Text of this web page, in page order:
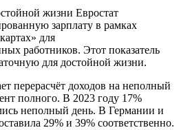
жизни Евростат
зарплату в рамках
для
работников. Этот показатель
для достойной жизни.
перерасчёт доходов на неполный
полного. В 2023 году 17%
неполный день. В Германии и
29% и 39% соответственно.